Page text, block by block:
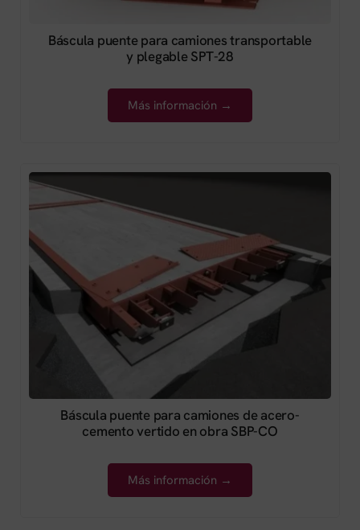
Báscula puente para camiones transportable
y plegable SPT-28
Más información →
Báscula puente para camiones de acero-
cemento vertido en obra SBP-CO
Más información →